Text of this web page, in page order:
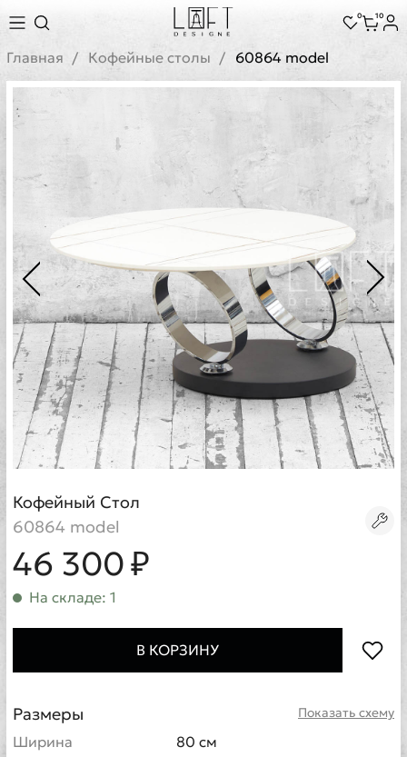
0 10
Главная Кофейные столы 60864 model
Кофейный Стол
60864 model
46 300 ₽
На складе: 1
В КОРЗИНУ
Показать схему
Размеры
Ширина
80 см